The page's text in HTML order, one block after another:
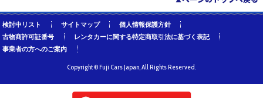
検討中リスト サイトマップ
個人情報保護方針
古物商許可証番号
レンタカーに関する特定商取引法に基づく表記
事業者の方へのご案内
Copyright © Fuji Cars Japan, All Rights Reserved.